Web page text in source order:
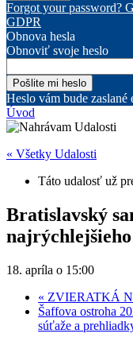
Forgot your password?
GDPR
Obnova hesla
Obnoviť svoje heslo
Heslo vám bude zaslané
Úvod
« Všetky Udalosti
Táto udalosť už
Bratislavský
18. apríla o 15:00
« ZVIERATKÁ
Šaffova ostroha
súťaže a